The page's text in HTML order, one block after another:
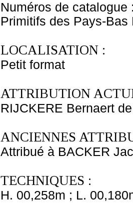
Numéros de catalogue
Primitifs des Pays-Bas
LOCALISATION :
Petit format
ATTRIBUTION
RIJCKERE Bernaert de
ANCIENNES
Attribué à BACKER
TECHNIQUES :
H. 00,258m ; L.